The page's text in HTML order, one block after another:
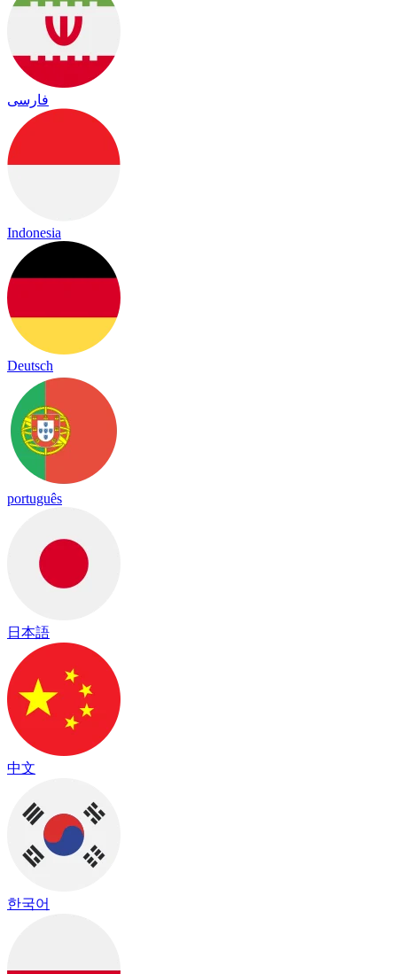
فارسی
Indonesia
Deutsch
português
日本語
中文
한국어